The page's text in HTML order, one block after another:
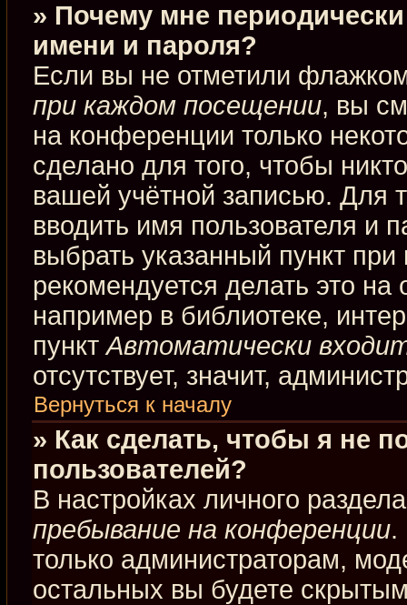
» Почему мне
имени и пароля?
Если вы не отметили
при каждом посещении, вы
на конференции только
сделано для того, чтобы
вашей учётной записью. Для
вводить имя пользователя и
выбрать указанный пункт
рекомендуется делать это
например в библиотеке,
пунктАвтоматически
отсутствует, значит,
Вернуться к началу
» Как сделать, чтобы я не
пользователей?
В настройках личного
пребывание на конференции.
только администраторам,
остальных вы будете